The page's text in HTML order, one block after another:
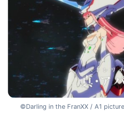
©Darling in the FranXX / A1